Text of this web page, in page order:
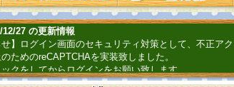
12/27 の更新情報
せ】ログイン画面のセキュリティ対策として、不正アク
ためのreCAPTCHAを実装致しました。
クをしてからログインをお願い致します。